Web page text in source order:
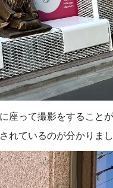
座って撮影をすること
れているのが分かりまし